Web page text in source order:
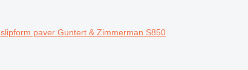
slipform paver Guntert & Zimmerman S850